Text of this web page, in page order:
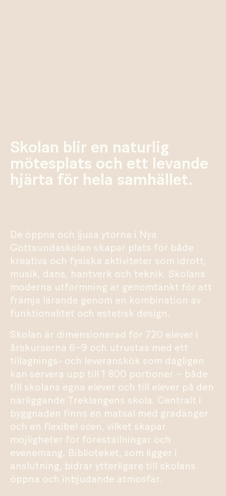
Skolan blir en naturlig
mötesplats och ett levande
hjärta för hela samhället.
De öppna och ljusa ytorna i Nya
Gottsundaskolan skapar plats för både
kreativa och fysiska aktiviteter som idrott,
musik, dans, hantverk och teknik. Skolans
moderna utformning är genomtänkt för att
främja lärande genom en kombination av
funktionalitet och estetisk design.
Skolan är dimensionerad för 720 elever i
årskurserna 6–9 och utrustas med ett
tillagnings- och leveranskök som dagligen
kan servera upp till 1 800 portioner – både
till skolans egna elever och till elever på den
närliggande Treklangens skola. Centralt i
byggnaden finns en matsal med gradänger
och en flexibel scen, vilket skapar
möjligheter för föreställningar och
evenemang. Biblioteket, som ligger i
anslutning, bidrar ytterligare till skolans
öppna och inbjudande atmosfär.